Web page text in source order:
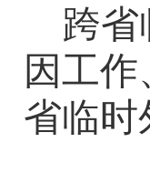
跨
因工
省临时